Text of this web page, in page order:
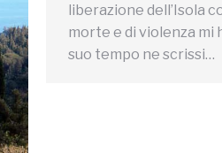
liberazione dell’Isola
morte e di violenza mi
suo tempo ne scrissi…